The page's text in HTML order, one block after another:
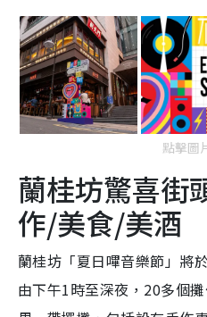
點擊圖
蘭桂坊驚喜街
作/美食/美酒
蘭桂坊「夏日嗶音樂節」將
由下午1時至深夜，20多個